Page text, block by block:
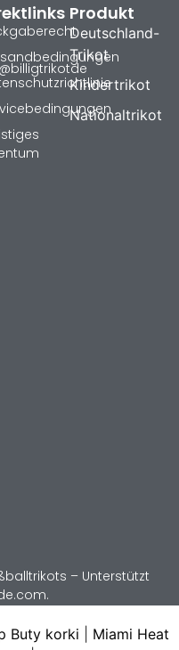
Produkt
Deutschland-
Trikot
Kindertrikot
Nationaltrikot
– Unterstützt
Buty korki
Miami Heat